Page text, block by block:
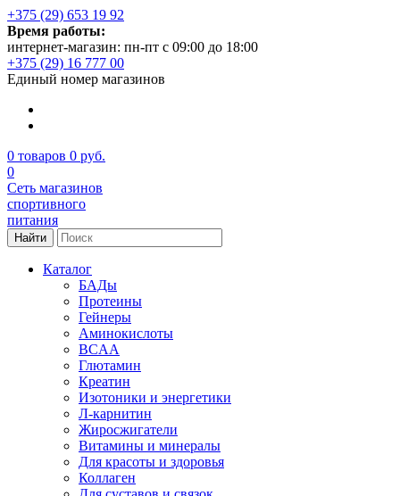
+375 (29) 653 19 92
Время работы:
интернет-магазин: пн-пт с 09:00 до 18:00
+375 (29) 16 777 00
Единый номер магазинов
0 товаров 0 руб.
0
Сеть магазинов
спортивного
питания
Найти
Каталог
БАДы
Протеины
Гейнеры
Аминокислоты
BCAA
Глютамин
Креатин
Изотоники и энергетики
Л-карнитин
Жиросжигатели
Витамины и минералы
Для красоты и здоровья
Коллаген